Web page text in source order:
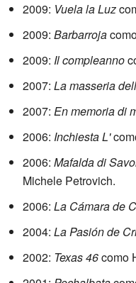
2009: Vuela la Luz
2009: Barbarroja
2009: Il compleanno
2007: La masseria
2007: En memoria di
2006: Inchiesta L'
2006: Mafalda di
Michele Petrovich.
2006: La Cámara de
2004: La Pasión de
2002: Texas 46como